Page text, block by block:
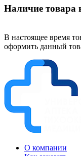
Наличие товара
В настоящее время
оформить данный
О компании